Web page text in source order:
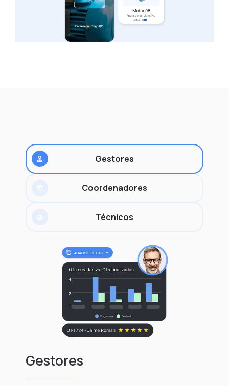
realizar um controlo técnico e comercial
exaustivo das suas garantias, documentos,
últimas manutenções e características.
Gestores
Coordenadores
Técnicos
Gestores
Coordenadores
Técnicos